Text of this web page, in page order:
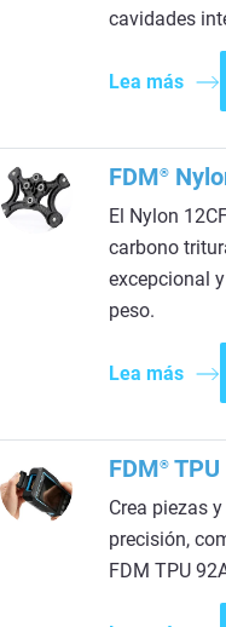
cavidades
Lea más
FDM®
El Nylon
carbono
excepcional
peso.
Lea más
FDM®
Crea piezas
precisión,
FDM TPU